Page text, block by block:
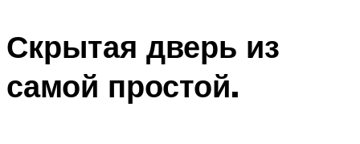
Скрытая дверь из
самой простой.